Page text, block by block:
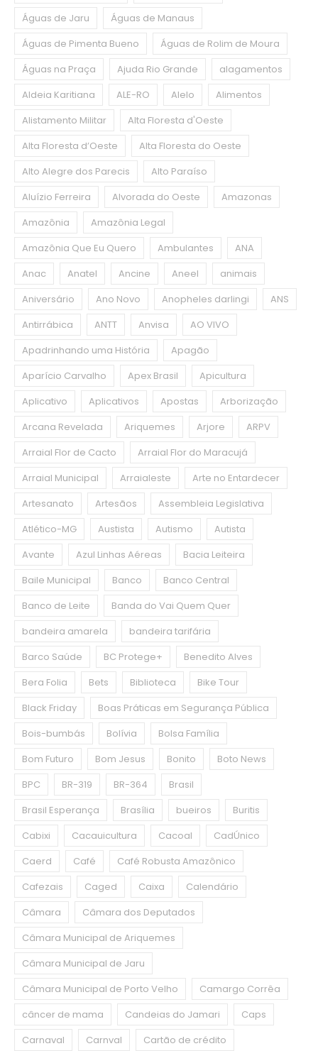
Águas de Jaru
Águas de Manaus
Águas de Pimenta Bueno
Águas de Rolim de Moura
Águas na Praça
Ajuda Rio Grande
alagamentos
Aldeia Karitiana
ALE-RO Alelo
Alimentos
Alistamento Militar
Alta Floresta d'Oeste
Alta Floresta d’Oeste
Alta Floresta do Oeste
Alto Alegre dos Parecis
Alto Paraíso
Aluízio Ferreira
Alvorada do Oeste
Amazonas
Amazônia
Amazônia Legal
Amazônia Que Eu Quero
Ambulantes
ANA
Anac
Anatel Ancine Aneel
animais
Aniversário
Ano Novo Anopheles darlingi
ANS
Antirrábica
ANTT Anvisa
AO VIVO
Apadrinhando uma História
Apagão
Aparício Carvalho
Apex Brasil
Apicultura
Aplicativo
Aplicativos Apostas
Arborização
Arcana Revelada
Ariquemes Arjore
ARPV
Arraial Flor de Cacto
Arraial Flor do Maracujá
Arraial Municipal
Arraialeste
Arte no Entardecer
Artesanato
Artesãos
Assembleia Legislativa
Atlético-MG
Austista Autismo
Autista
Avante
Azul Linhas Aéreas
Bacia Leiteira
Baile Municipal
Banco
Banco Central
Banco de Leite
Banda do Vai Quem Quer
bandeira amarela
bandeira tarifária
Barco Saúde
BC Protege+
Benedito Alves
Bera Folia
Bets Biblioteca
Bike Tour
Black Friday
Boas Práticas em Segurança Pública
Bois-bumbás
Bolívia
Bolsa Família
Bom Futuro
Bom Jesus Bonito
Boto News
BPC
BR-319 BR-364
Brasil
Brasil Esperança
Brasília bueiros
Buritis
Cabixi
Cacauicultura Cacoal
CadÚnico
Caerd
Café
Café Robusta Amazônico
Cafezais
Caged Caixa
Calendário
Câmara
Câmara dos Deputados
Câmara Municipal de Ariquemes
Câmara Municipal de Jaru
Câmara Municipal de Porto Velho
Camargo Corrêa
câncer de mama
Candeias do Jamari
Caps
Carnaval
Carnval
Cartão de crédito